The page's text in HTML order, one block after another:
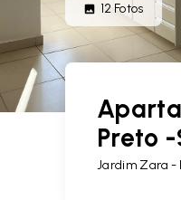
12 Fotos
Preto -
Jardim Zara -